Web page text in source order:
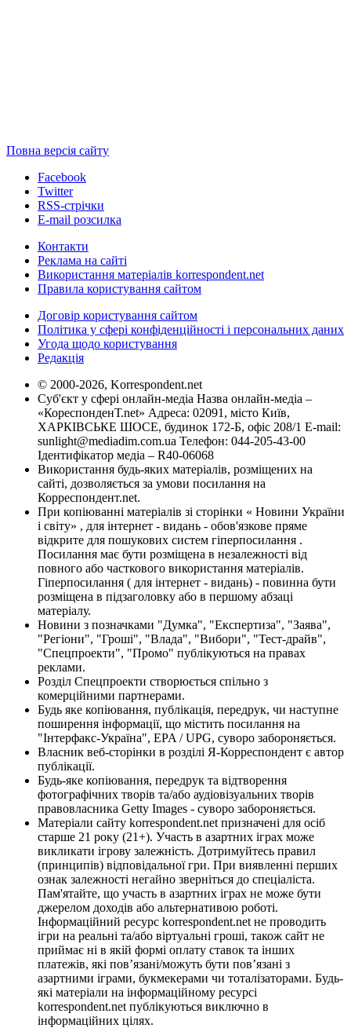
Повна версія сайту
Facebook
Twitter
RSS-стрічки
E-mail розсилка
Контакти
Реклама на сайті
Використання матеріалів korrespondent.net
Правила користування сайтом
Договір користування сайтом
Політика у сфері конфіденційності і персональних даних
Угода щодо користування
Редакція
© 2000-2026, Korrespondent.net
Суб'єкт у сфері онлайн-медіа Назва онлайн-медіа –
«КореспонденТ.net» Адреса: 02091, місто Київ,
ХАРКІВСЬКЕ ШОСЕ, будинок 172-Б, офіс 208/1 E-mail:
sunlight@mediadim.com.ua Телефон: 044-205-43-00
Ідентифікатор медіа – R40-06068
Використання будь-яких матеріалів, розміщених на
сайті, дозволяється за умови посилання на
Корреспондент.net.
При копіюванні матеріалів зі сторінки « Новини України
і світу» , для інтернет - видань - обов'язкове пряме
відкрите для пошукових систем гіперпосилання .
Посилання має бути розміщена в незалежності від
повного або часткового використання матеріалів.
Гіперпосилання ( для інтернет - видань) - повинна бути
розміщена в підзаголовку або в першому абзаці
матеріалу.
Новини з позначками "Думка", "Експертиза", "Заява",
"Регіони", "Гроші", "Влада", "Вибори", "Тест-драйв",
"Спецпроекти", "Промо" публікуються на правах
реклами.
Розділ Спецпроекти створюється спільно з
комерційними партнерами.
Будь яке копіювання, публікація, передрук, чи наступне
поширення інформації, що містить посилання на
"Інтерфакс-Україна", EPA / UPG, суворо забороняється.
Власник веб-сторінки в розділі Я-Корреспондент є автор
публікації.
Будь-яке копіювання, передрук та відтворення
фотографічних творів та/або аудіовізуальних творів
правовласника Getty Images - суворо забороняється.
Матеріали сайту korrespondent.net призначені для осіб
старше 21 року (21+). Участь в азартних іграх може
викликати ігрову залежність. Дотримуйтесь правил
(принципів) відповідальної гри. При виявленні перших
ознак залежності негайно зверніться до спеціаліста.
Пам'ятайте, що участь в азартних іграх не може бути
джерелом доходів або альтернативою роботі.
Інформаційний ресурс korrespondent.net не проводить
ігри на реальні та/або віртуальні гроші, також сайт не
приймає ні в якій формі оплату ставок та інших
платежів, які пов’язані/можуть бути пов’язані з
азартними іграми, букмекерами чи тоталізаторами. Будь-
які матеріали на інформаційному ресурсі
korrespondent.net публікуються виключно в
інформаційних цілях.